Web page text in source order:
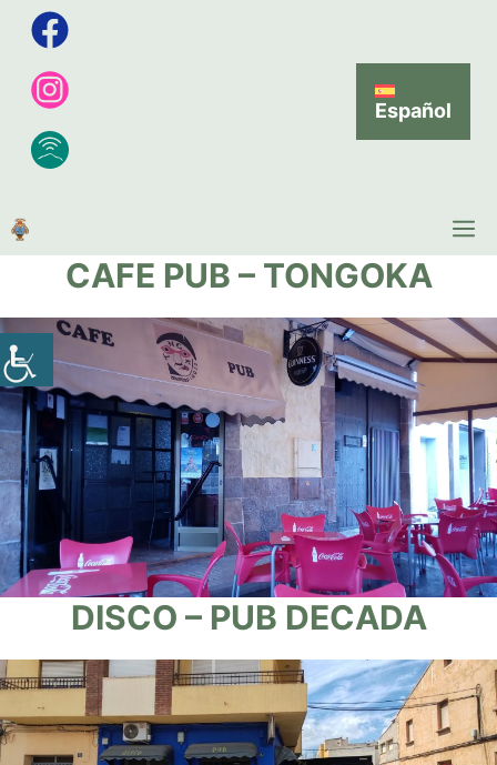
Español
CAFE PUB – TONGOKA
DISCO – PUB DECADA